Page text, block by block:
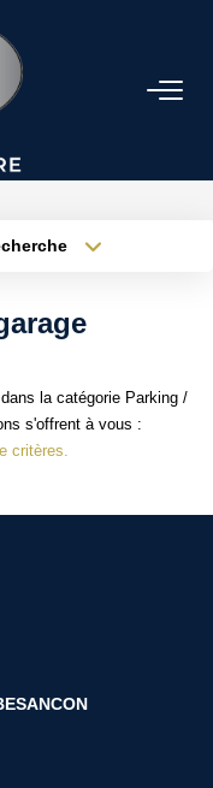
min
Plus de critères
la catégorie Parking /
s'offrent à vous :
critères.